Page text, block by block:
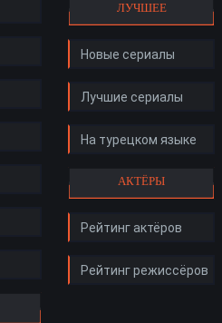
ЛУЧШЕЕ
Новые сериалы
Лучшие сериалы
На турецком языке
АКТЁРЫ
Рейтинг актёров
Рейтинг режиссёров